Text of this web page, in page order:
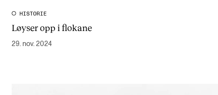
HISTORIE
Løyser opp i flokane
29. nov. 2024